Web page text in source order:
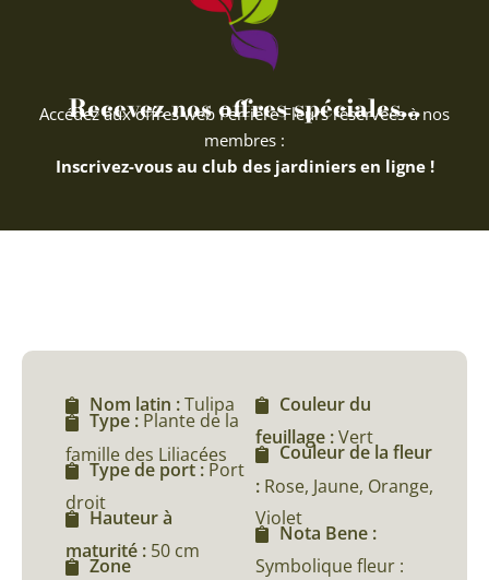
Recevez nos offres spéciales...
Accédez aux offres web Ferriere Fleurs réservées à nos
membres :
Inscrivez-vous au club des jardiniers en ligne !
Nom latin :Tulipa
Type : Plante de la
famille des Liliacées
Type de port : Port
droit
Hauteur à
maturité : 50 cm
Zone
Couleur du
feuillage :Vert
Couleur de la fleur
: Rose, Jaune, Orange,
Violet
Nota Bene :
Symbolique fleur :